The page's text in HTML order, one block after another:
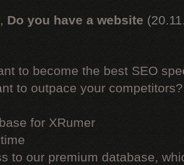
, Do you have a website
to become the best SEO
to outpace your competitors?
for XRumer
to our premium database,